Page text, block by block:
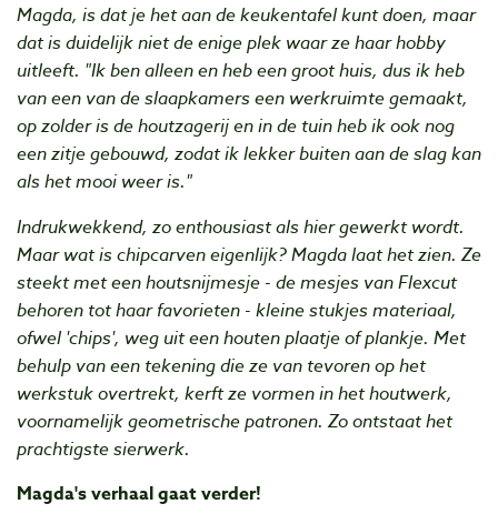
Magda, is dat je het aan de keukentafel kunt doen, maar
dat is duidelijk niet de enige plek waar ze haar hobby
uitleeft. "Ik ben alleen en heb een groot huis, dus ik heb
van een van de slaapkamers een werkruimte gemaakt,
op zolder is de houtzagerij en in de tuin heb ik ook nog
een zitje gebouwd, zodat ik lekker buiten aan de slag kan
als het mooi weer is."
Indrukwekkend, zo enthousiast als hier gewerkt wordt.
Maar wat is chipcarven eigenlijk? Magda laat het zien. Ze
steekt met een houtsnijmesje - de mesjes van Flexcut
behoren tot haar favorieten - kleine stukjes materiaal,
ofwel 'chips', weg uit een houten plaatje of plankje. Met
behulp van een tekening die ze van tevoren op het
werkstuk overtrekt, kerft ze vormen in het houtwerk,
voornamelijk geometrische patronen. Zo ontstaat het
prachtigste sierwerk.
Magda's verhaal gaat verder!